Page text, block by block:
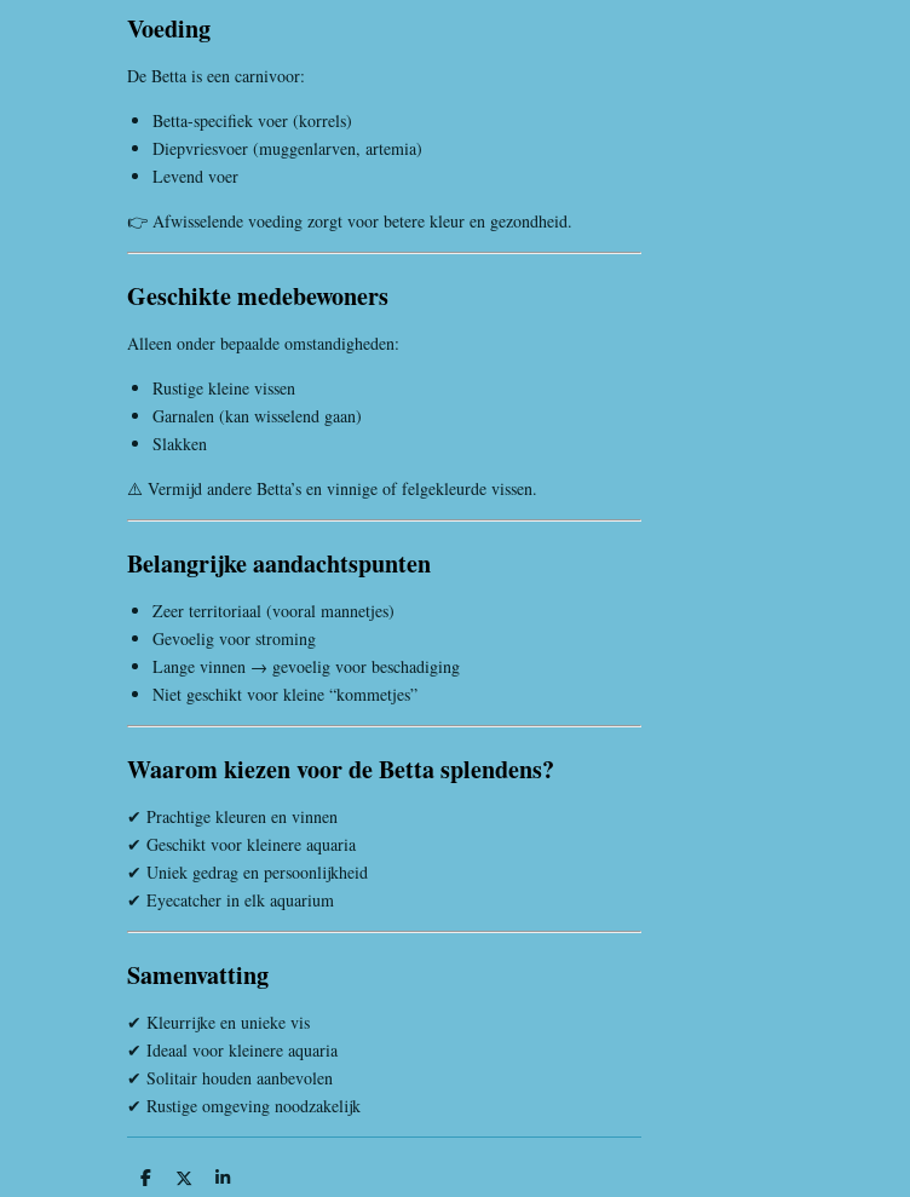
Voeding
De Betta is een carnivoor:
Betta-specifiek voer (korrels)
Diepvriesvoer (muggenlarven, artemia)
Levend voer
👉 Afwisselende voeding zorgt voor betere kleur en gezondheid.
Geschikte medebewoners
Alleen onder bepaalde omstandigheden:
Rustige kleine vissen
Garnalen (kan wisselend gaan)
Slakken
⚠️ Vermijd andere Betta’s en vinnige of felgekleurde vissen.
Belangrijke aandachtspunten
Zeer territoriaal (vooral mannetjes)
Gevoelig voor stroming
Lange vinnen → gevoelig voor beschadiging
Niet geschikt voor kleine “kommetjes”
Waarom kiezen voor de Betta splendens?
✔ Prachtige kleuren en vinnen
✔ Geschikt voor kleinere aquaria
✔ Uniek gedrag en persoonlijkheid
✔ Eyecatcher in elk aquarium
Samenvatting
✔ Kleurrijke en unieke vis
✔ Ideaal voor kleinere aquaria
✔ Solitair houden aanbevolen
✔ Rustige omgeving noodzakelijk
D
D
S